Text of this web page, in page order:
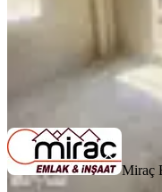
Miraç Emlak & İnşaatErdal
Miraç